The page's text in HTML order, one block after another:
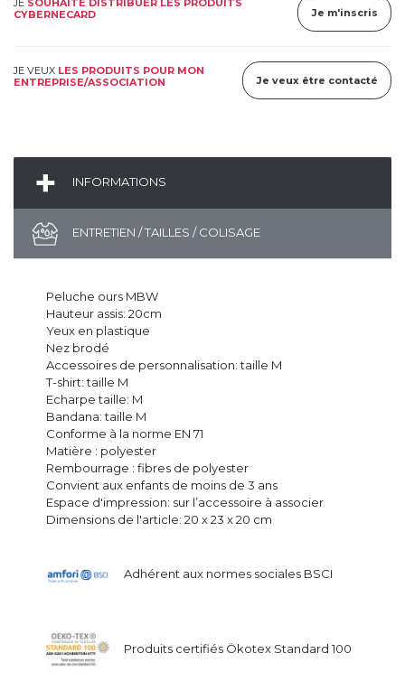
CYBERNECARD
Je m'inscris
JE VEUX LES PRODUITS POUR MON
ENTREPRISE/ASSOCIATION
Je veux être contacté
INFORMATIONS
ENTRETIEN / TAILLES / COLISAGE
Peluche ours MBW
Hauteur assis: 20cm
Yeux en plastique
Nez brodé
Accessoires de personnalisation: taille M
T-shirt: taille M
Echarpe taille: M
Bandana: taille M
Conforme à la norme EN 71
Matière : polyester
Rembourrage : fibres de polyester
Convient aux enfants de moins de 3 ans
Espace d'impression: sur l’accessoire à associer
Dimensions de l'article: 20 x 23 x 20 cm
Adhérent aux normes sociales BSCI
Produits certifiés Ökotex Standard 100